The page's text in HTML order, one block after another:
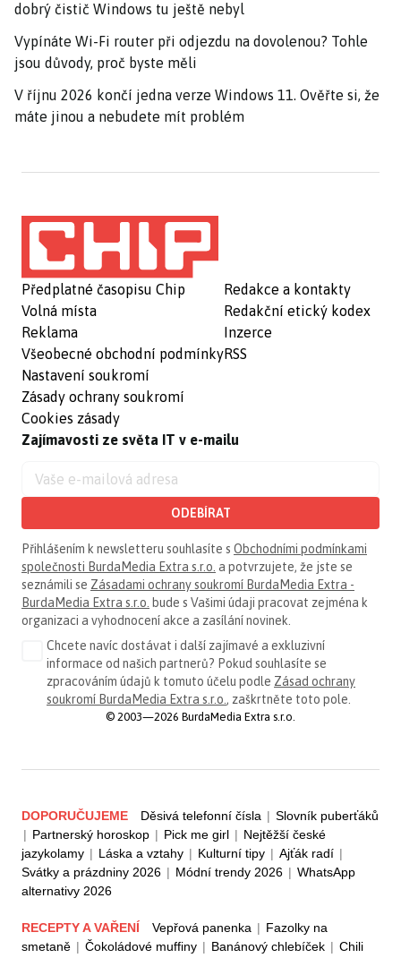
dobrý čistič Windows tu ještě nebyl
Vypínáte Wi-Fi router při odjezdu na dovolenou? Tohle
jsou důvody, proč byste měli
V říjnu 2026 končí jedna verze Windows 11. Ověřte si, že
máte jinou a nebudete mít problém
Předplatné časopisu Chip
Volná místa
Reklama
Všeobecné obchodní podmínky
Nastavení soukromí
Zásady ochrany soukromí
Cookies zásady
Redakce a kontakty
Redakční etický kodex
Inzerce
RSS
Zajímavosti ze světa IT v e-mailu
ODEBÍRAT
Přihlášením k newsletteru souhlasíte s Obchodními podmínkami
společnosti BurdaMedia Extra s.r.o. a potvrzujete, že jste se
seznámili se Zásadami ochrany soukromí BurdaMedia Extra -
BurdaMedia Extra s.r.o. bude s Vašimi údaji pracovat zejména k
organizaci a vyhodnocení akce a zasílání novinek.
Chcete navíc dostávat i další zajímavé a exkluzivní
informace od našich partnerů? Pokud souhlasíte se
zpracováním údajů k tomuto účelu podle Zásad ochrany
soukromí BurdaMedia Extra s.r.o., zaškrtněte toto pole.
© 2003—2026 BurdaMedia Extra s.r.o.
DOPORUČUJEME Děsivá telefonní čísla | Slovník puberťáků
| Partnerský horoskop | Pick me girl | Nejtěžší české
jazykolamy | Láska a vztahy | Kulturní tipy | Ajťák radí |
Svátky a prázdniny 2026 | Módní trendy 2026 | WhatsApp
alternativy 2026
RECEPTY A VAŘENÍ Vepřová panenka | Fazolky na
smetaně | Čokoládové muffiny | Banánový chlebíček | Chili